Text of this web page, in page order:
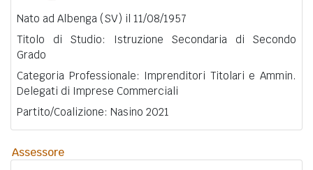
Nato ad Albenga (SV) il 11/08/1957
Titolo di Studio: Istruzione Secondaria di Secondo
Grado
Categoria Professionale: Imprenditori Titolari e Ammin.
Delegati di Imprese Commerciali
Partito/Coalizione: Nasino 2021
Assessore